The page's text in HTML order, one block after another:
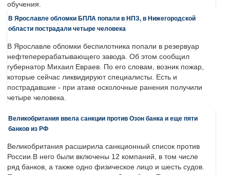
обучения.
В Ярославле обломки БПЛА попали в НПЗ, в Нижегородской
области пострадали четыре человека
В Ярославле обломки беспилотника попали в резервуар
нефтеперерабатывающего завода. Об этом сообщил
губернатор Михаил Евраев. По его словам, возник пожар,
которые сейчас ликвидируют специалисты. Есть и
пострадавшие - при атаке осколочные ранения получили
четыре человека.
Великобритания ввела санкции против Озон банка и еще пяти
банков из РФ
Великобритания расширила санкционный список против
России.В него были включены 12 компаний, в том числе
ряд банков, а также одно физическое лицо и шесть судов.